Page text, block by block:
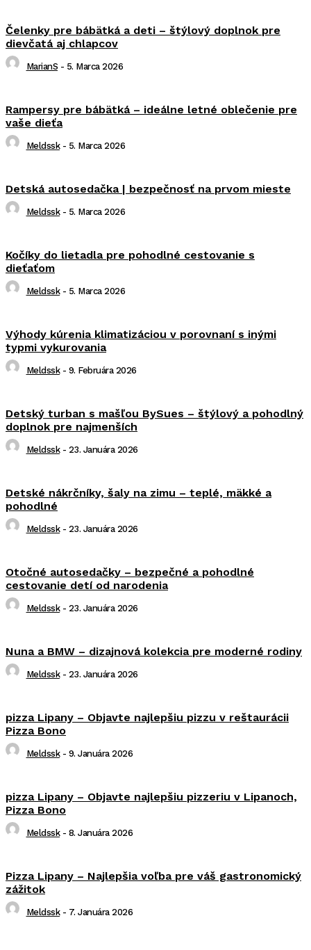
Čelenky pre bábätká a deti – štýlový doplnok pre
dievčatá aj chlapcov
MarianS - 5. Marca 2026
Rampersy pre bábätká – ideálne letné oblečenie pre
vaše dieťa
Meldssk - 5. Marca 2026
Detská autosedačka | bezpečnosť na prvom mieste
Meldssk - 5. Marca 2026
Kočíky do lietadla pre pohodlné cestovanie s
dieťaťom
Meldssk - 5. Marca 2026
Výhody kúrenia klimatizáciou v porovnaní s inými
typmi vykurovania
Meldssk - 9. Februára 2026
Detský turban s mašľou BySues – štýlový a pohodlný
doplnok pre najmenších
Meldssk - 23. Januára 2026
Detské nákrčníky, šaly na zimu – teplé, mäkké a
pohodlné
Meldssk - 23. Januára 2026
Otočné autosedačky – bezpečné a pohodlné
cestovanie detí od narodenia
Meldssk - 23. Januára 2026
Nuna a BMW – dizajnová kolekcia pre moderné rodiny
Meldssk - 23. Januára 2026
pizza Lipany – Objavte najlepšiu pizzu v reštaurácii
Pizza Bono
Meldssk - 9. Januára 2026
pizza Lipany – Objavte najlepšiu pizzeriu v Lipanoch,
Pizza Bono
Meldssk - 8. Januára 2026
Pizza Lipany – Najlepšia voľba pre váš gastronomický
zážitok
Meldssk - 7. Januára 2026